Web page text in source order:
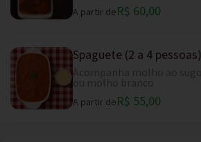
A partir deR$ 60,00
Spaguete (2 a 4 pessoas)
A partir deR$ 55,00